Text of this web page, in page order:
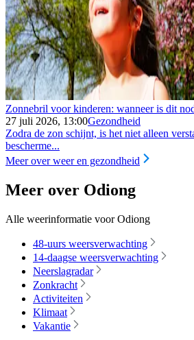
Zonnebril voor kinderen: wanneer is dit
27 juli 2026, 13:00Gezondheid
Zodra de zon schijnt, is het niet alleen
bescherme...
Meer over weer en gezondheid
Meer over Odiong
Alle weerinformatie voor Odiong
48-uurs weersverwachting
14-daagse weersverwachting
Neerslagradar
Zonkracht
Activiteiten
Klimaat
Vakantie